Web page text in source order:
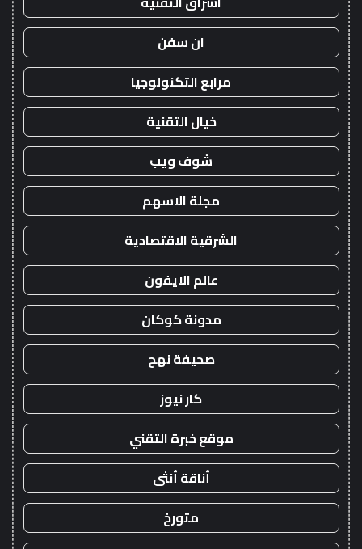
ان سفن
مرابع التكنولوجيا
خيال التقنية
شوف ويب
مجلة الاسهم
الشرقية الاقتصادية
عالم الايفون
مدونة كوكان
صحيفة نهج
كار نيوز
موقع خبرة التقني
أناقة أنثى
متورخ